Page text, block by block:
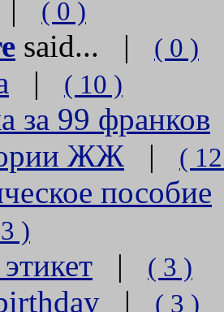
| ( 0 )
said... | ( 0 )
| ( 10 )
за 99 франков
ЖЖ | (
пособие
)
| ( 3 )
| ( 3 )